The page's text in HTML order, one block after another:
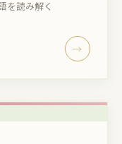
を読み解く
→